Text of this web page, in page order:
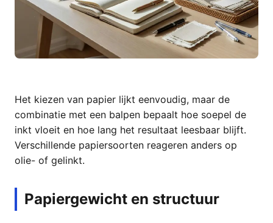
Het kiezen van papier lijkt eenvoudig, maar de
combinatie met een balpen bepaalt hoe soepel de
inkt vloeit en hoe lang het resultaat leesbaar blijft.
Verschillende papiersoorten reageren anders op
olie- of gelinkt.
Papiergewicht en structuur